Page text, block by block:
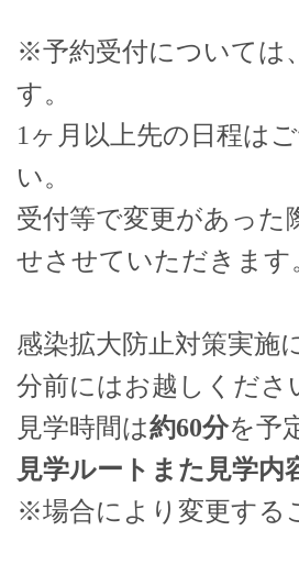
※予約受付については
す。
1ヶ月以上先の日程は
い。
受付等で変更があった
せさせていただきます
感染拡大防止対策実施
分前にはお越しくださ
見学時間は約60分を予
見学ルートまた見学
※場合により変更する